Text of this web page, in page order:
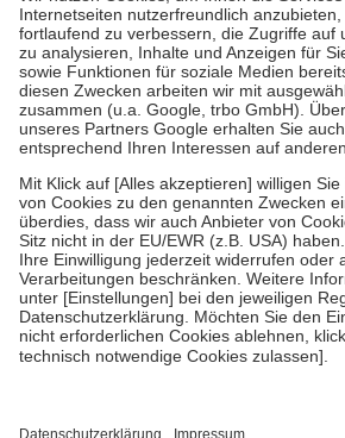
Kosten der Leistung zu entrichten.
Diese Regeln gelten grundsätzlich auch für
Bei Heilmitteln und häuslicher
Zuzahlung zehn Prozent der Kosten sowie
Verordnung.
Um das Engagement der Versicherten für
stärken und die besondere Stellung der
fallenkeine Zuzahlungenan bei:
• Kindern und Jugendlichen bis zum
mit Ausnahme der Fahrkosten
• Untersuchungen zur Vorsorge und
GKV getragen werden
• empfohlenen Schutzimpfungen
• Harn- und Blutteststreifen
getroffen, um sicherzustellen, dass es sich